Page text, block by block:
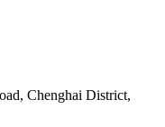
Chenghai District,